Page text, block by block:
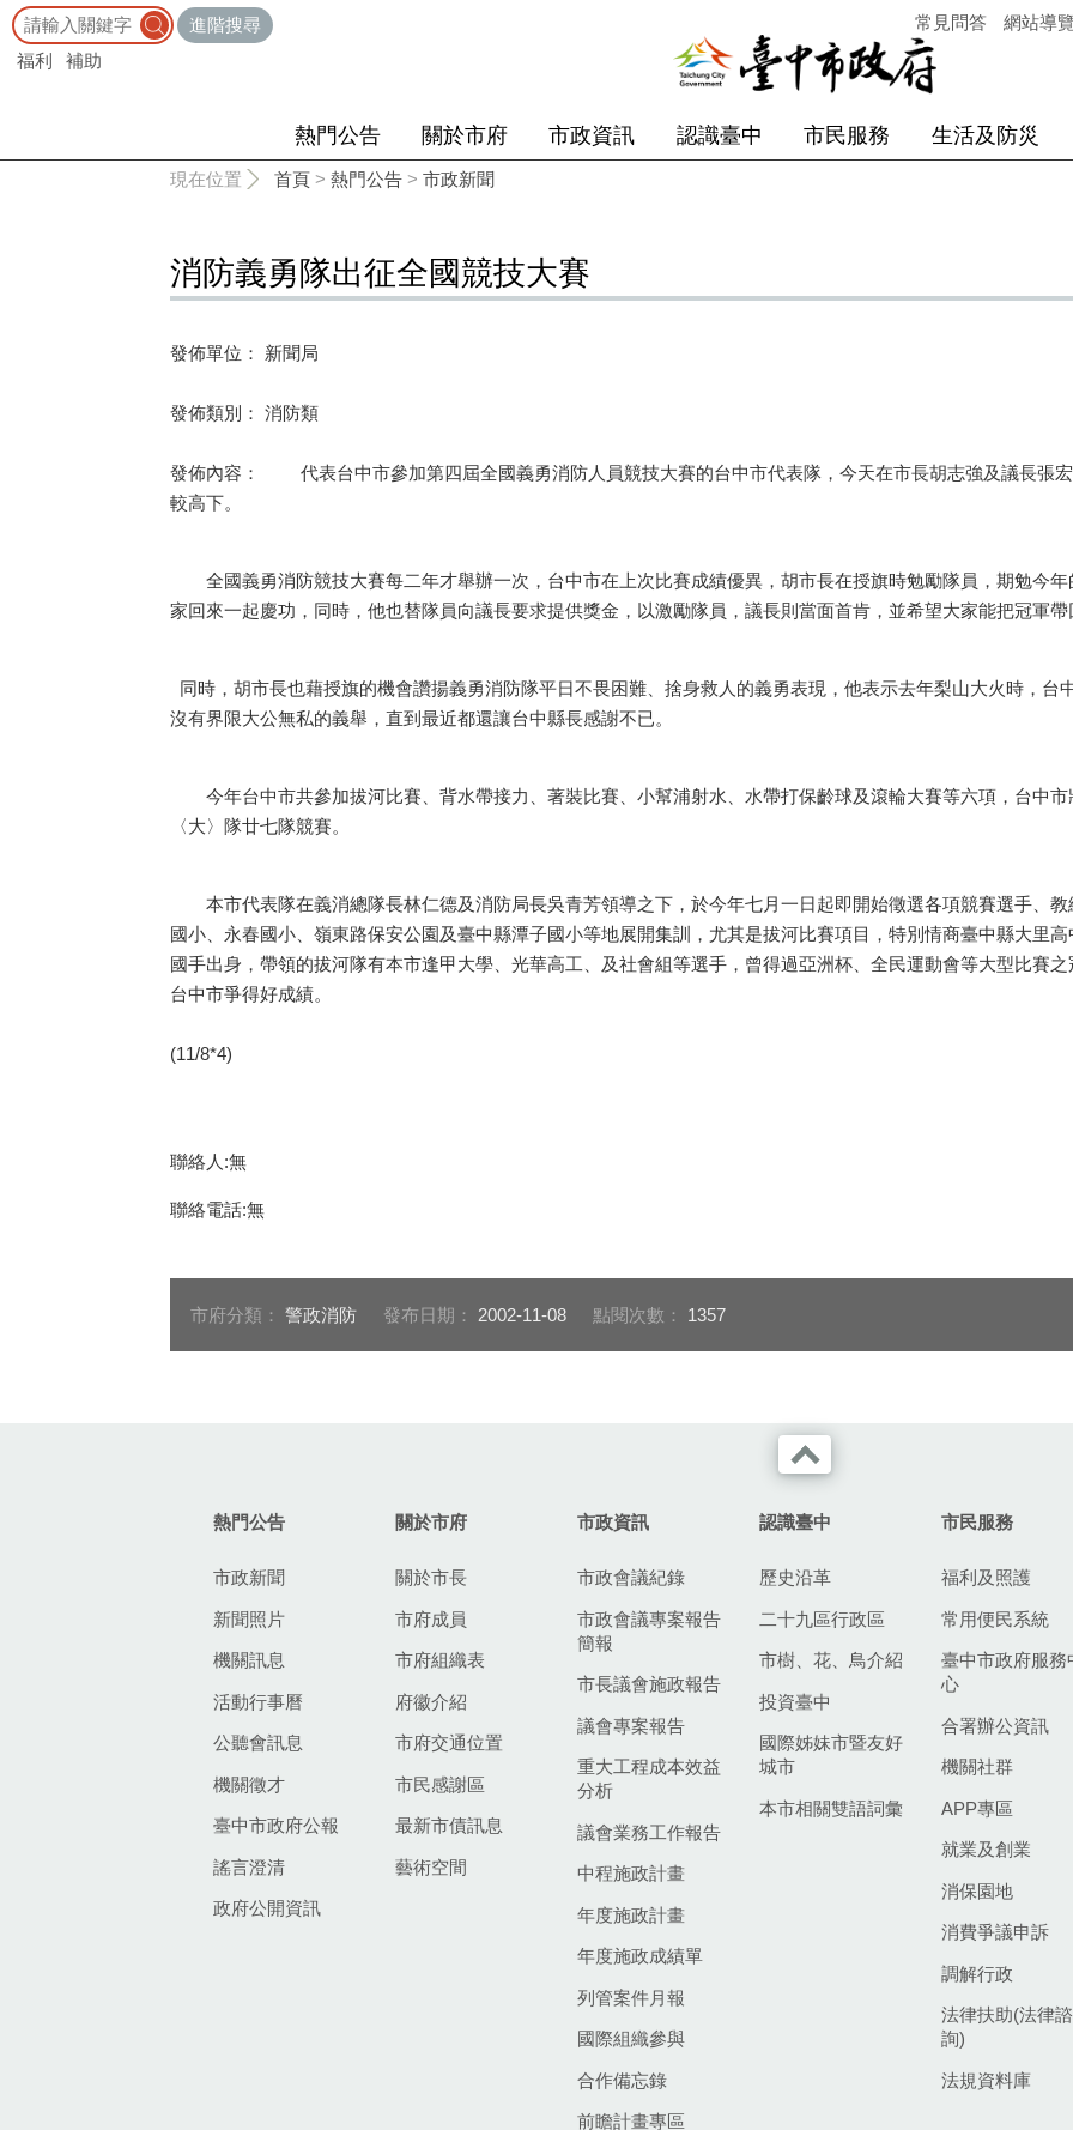
進階搜尋
福利
補助
常見問答 網站導
熱門公告 關於市府 市政資訊 認識臺中 市民服務 生活及防災
現在位置 首頁 > 熱門公告 > 市政新聞
消防義勇隊出征全國競技大賽
發佈單位： 新聞局
發佈類別： 消防類
發佈內容： 代表台中市參加第四屆全國義勇消防人員競技大賽的台中市代表隊，今天在市長胡志強及議長張
較高下。
全國義勇消防競技大賽每二年才舉辦一次，台中市在上次比賽成績優異，胡市長在授旗時勉勵隊員，期勉今年
家回來一起慶功，同時，他也替隊員向議長要求提供獎金，以激勵隊員，議長則當面首肯，並希望大家能把冠軍帶
同時，胡市長也藉授旗的機會讚揚義勇消防隊平日不畏困難、捨身救人的義勇表現，他表示去年梨山大火時，台
沒有界限大公無私的義舉，直到最近都還讓台中縣長感謝不已。
今年台中市共參加拔河比賽、背水帶接力、著裝比賽、小幫浦射水、水帶打保齡球及滾輪大賽等六項，台中市
〈大〉隊廿七隊競賽。
本市代表隊在義消總隊長林仁德及消防局長吳青芳領導之下，於今年七月一日起即開始徵選各項競賽選手、教
國小、永春國小、嶺東路保安公園及臺中縣潭子國小等地展開集訓，尤其是拔河比賽項目，特別情商臺中縣大里
國手出身，帶領的拔河隊有本市逢甲大學、光華高工、及社會組等選手，曾得過亞洲杯、全民運動會等大型比賽
台中市爭得好成績。
(11/8*4)
聯絡人:無
聯絡電話:無
市府分類： 警政消防 發布日期： 2002-11-08 點閱次數： 1357
熱門公告
市政新聞
新聞照片
機關訊息
活動行事曆
公聽會訊息
機關徵才
臺中市政府公報
謠言澄清
政府公開資訊
關於市府
關於市長
市府成員
市府組織表
府徽介紹
市府交通位置
市民感謝區
最新市債訊息
藝術空間
市政資訊
市政會議紀錄
市政會議專案報告
簡報
市長議會施政報告
議會專案報告
重大工程成本效益
分析
議會業務工作報告
中程施政計畫
年度施政計畫
年度施政成績單
列管案件月報
國際組織參與
合作備忘錄
前瞻計畫專區
認識臺中
歷史沿革
二十九區行政區
市樹、花、鳥介紹
投資臺中
國際姊妹市暨友好
城市
本市相關雙語詞彙
市民服務
福利及照護
常用便民系統
臺中市政府服務
心
合署辦公資訊
機關社群
APP專區
就業及創業
消保園地
消費爭議申訴
調解行政
法律扶助(法律諮
詢)
法規資料庫